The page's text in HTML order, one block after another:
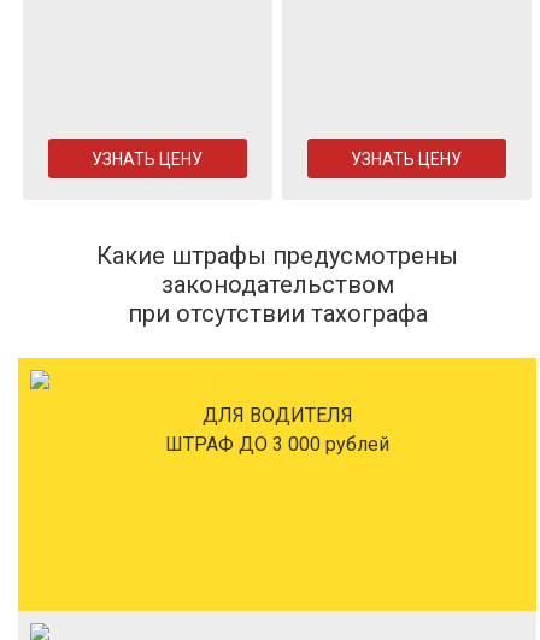
УЗНАТЬ ЦЕНУ УЗНАТЬ ЦЕНУ
Какие штрафы предусмотрены
законодательством
при отсутствии тахографа
ДЛЯ ВОДИТЕЛЯ
ШТРАФ ДО 3 000 рублей